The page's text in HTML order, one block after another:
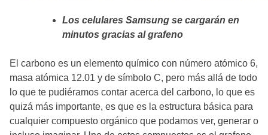
Los celulares Samsung se cargarán en
minutos gracias al grafeno
El carbono es un elemento químico con número atómico 6,
masa atómica 12.01 y de símbolo C, pero más allá de todo
lo que te pudiéramos contar acerca del carbono, lo que es
quizá más importante, es que es la estructura básica para
cualquier compuesto orgánico que podamos ver, generar o